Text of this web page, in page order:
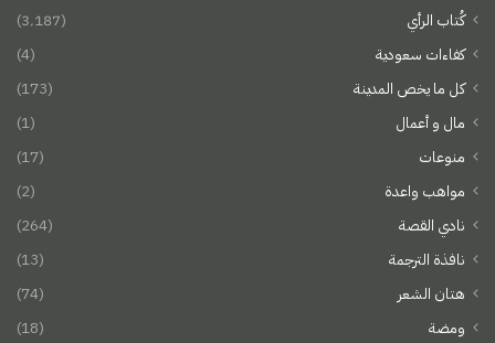
كُتاب الرأي
(3٬187)
كفاءات سعودية
(4)
كل ما يخص المدينة
(173)
مال و أعمال
(1)
منوعات
(17)
مواهب واعدة
(2)
نادي القصة
(264)
نافذة الترجمة
(13)
هتان الشعر
(74)
ومضة
(18)